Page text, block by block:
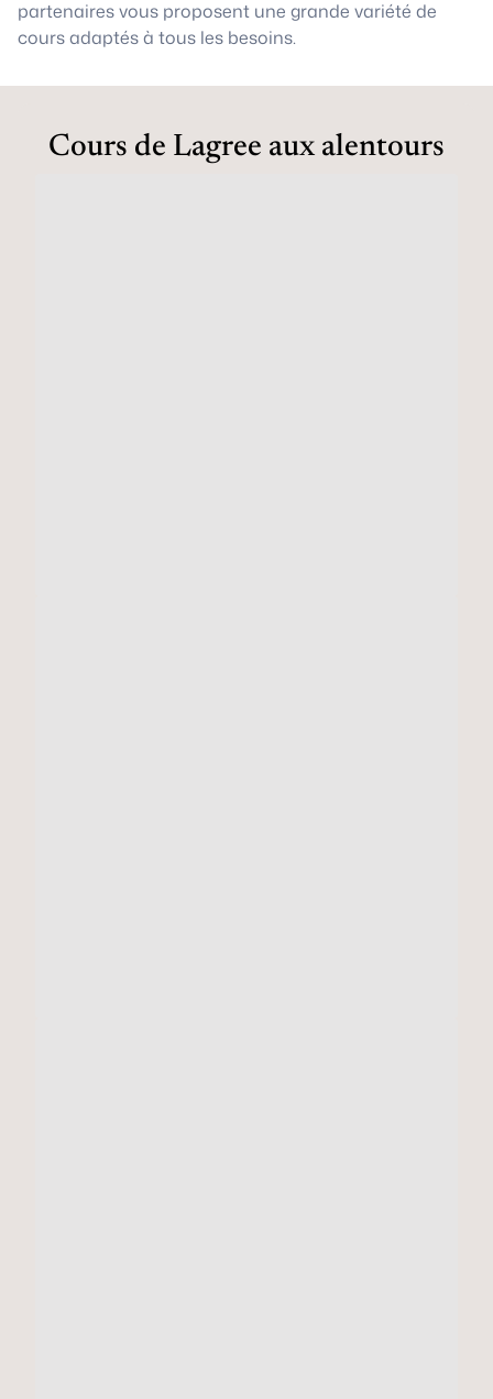
partenaires vous proposent une grande variété de
cours adaptés à tous les besoins.
Cours de Lagree aux alentours